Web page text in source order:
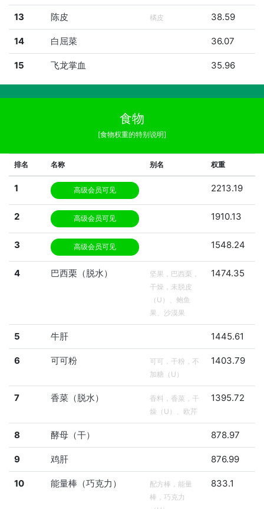
13 陈皮 橘皮 38.59
14 白屈菜 36.07
15 飞龙掌血 35.96
食物
[食物权重的特别说明]
排名 名称 别名 权重
1 高级会员可见 2213.19
2 高级会员可见 1910.13
3 高级会员可见 1548.24
4 巴西栗（脱水）
坚果，巴西栗，
干燥，未脱皮
（U）、鲍鱼
果、沙漠果
1474.35
5 牛肝 1445.61
6 可可粉
可可，干粉，不
加糖（U）
1403.79
7 香菜（脱水）
香料，香菜，干
燥（U）、欧芹
1395.72
8 酵母（干） 878.97
9 鸡肝 876.99
10 能量棒（巧克力）
配方棒，能量
棒，巧克力
833.1